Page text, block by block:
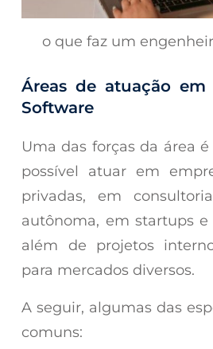
o que faz um
Áreas de atuação em
Software
Uma das forças da área
possível atuar em
privadas, em
autônoma, em startups e
além de projetos
para mercados diversos.
A seguir, algumas das
comuns: